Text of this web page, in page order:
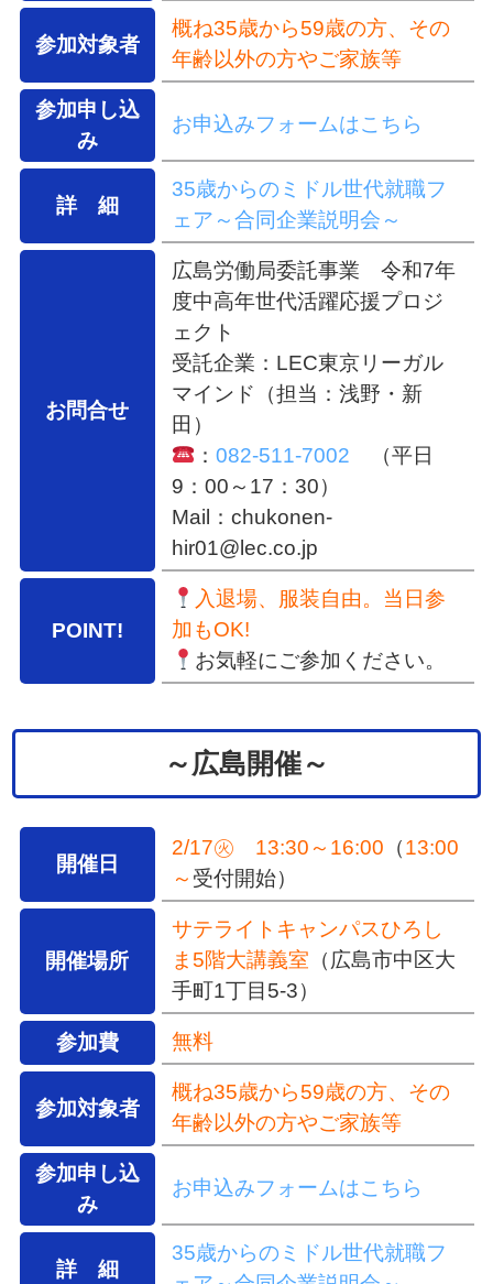
参加対象者
概ね35歳から59歳の方、その
年齢以外の方やご家族等
参加申し込
み
お申込みフォームはこちら
詳 細
35歳からのミドル世代就職フ
ェア～合同企業説明会～
お問合せ
広島労働局委託事業 令和7年
度中高年世代活躍応援プロジ
ェクト
受託企業：LEC東京リーガル
マインド（担当：浅野・新
田）
：082-511-7002 （平日
9：00～17：30）
Mail：chukonen-
hir01@lec.co.jp
POINT!
入退場、服装自由。当日参
加もOK!
お気軽にご参加ください。
～広島開催～
開催日
2/17㊋ 13:30～16:00 （13:00
～ 受付開始）
開催場所
サテライトキャンパスひろし
ま5階大講義室 （広島市中区大
手町1丁目5-3）
参加費 無料
参加対象者
概ね35歳から59歳の方、その
年齢以外の方やご家族等
参加申し込
み
お申込みフォームはこちら
詳 細
35歳からのミドル世代就職フ